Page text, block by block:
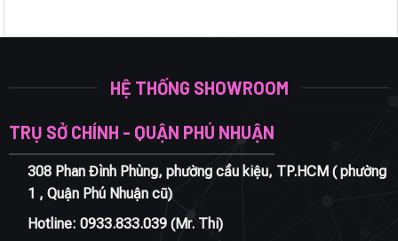
HỆ THỐNG SHOWROOM
TRỤ SỞ CHÍNH - QUẬN PHÚ NHUẬN
308 Phan Đình Phùng, phường cầu kiệu, TP.HCM ( phường
1 , Quận Phú Nhuận cũ)
Hotline: 0933.833.039(Mr. Thi)